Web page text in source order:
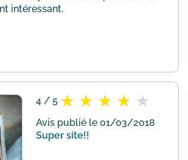
intéressant.
4 / 5
Avis publié le 01/03/2018
Super site!!